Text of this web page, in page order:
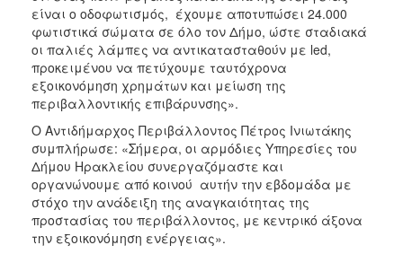
είναι ο οδοφωτισμός, έχουμε αποτυπώσει 24.000
φωτιστικά σώματα σε όλο τον Δήμο, ώστε σταδιακά
οι παλιές λάμπες να αντικατασταθούν με led,
προκειμένου να πετύχουμε ταυτόχρονα
εξοικονόμηση χρημάτων και μείωση της
περιβαλλοντικής επιβάρυνσης».
Ο Αντιδήμαρχος Περιβάλλοντος Πέτρος Ινιωτάκης
συμπλήρωσε: «Σήμερα, οι αρμόδιες Υπηρεσίες του
Δήμου Ηρακλείου συνεργαζόμαστε και
οργανώνουμε από κοινού αυτήν την εβδομάδα με
στόχο την ανάδειξη της αναγκαιότητας της
προστασίας του περιβάλλοντος, με κεντρικό άξονα
την εξοικονόμηση ενέργειας».